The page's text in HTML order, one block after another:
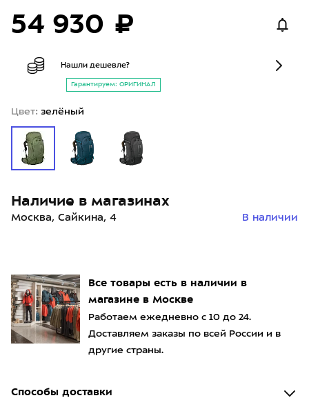
Все товары есть в наличии в
магазине в Москве
Работаем ежедневно с 10 до 24.
Доставляем заказы по всей России и в
другие страны.
Способы доставки
54 930 ₽
Нашли дешевле?
Гарантируем: ОРИГИНАЛ
Цвет: зелёный
Наличие в магазинах
Москва, Сайкина, 4 В наличии